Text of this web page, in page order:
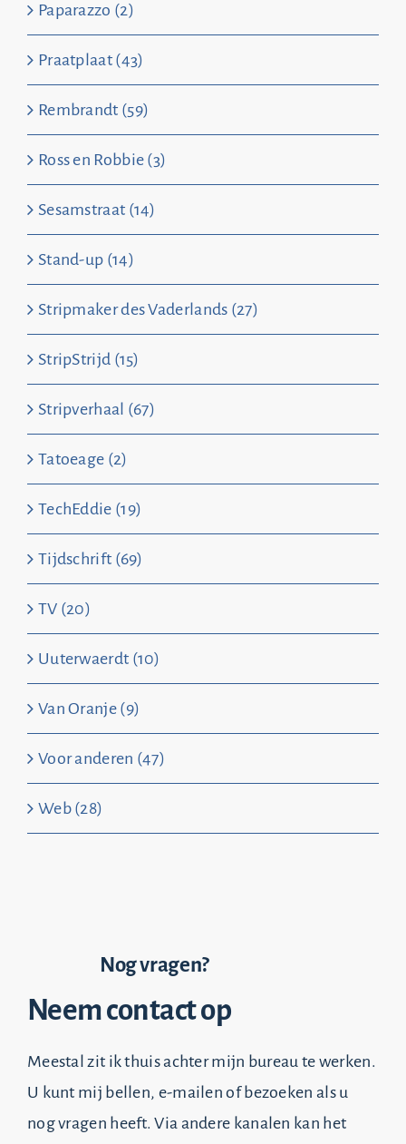
Paparazzo (2)
Praatplaat (43)
Rembrandt (59)
Ross en Robbie (3)
Sesamstraat (14)
Stand-up (14)
Stripmaker des Vaderlands (27)
StripStrijd (15)
Stripverhaal (67)
Tatoeage (2)
TechEddie (19)
Tijdschrift (69)
TV (20)
Uuterwaerdt (10)
Van Oranje (9)
Voor anderen (47)
Web (28)
Nog vragen?
Neem contact op
Meestal zit ik thuis achter mijn bureau te werken.
U kunt mij bellen, e-mailen of bezoeken als u
nog vragen heeft. Via andere kanalen kan het